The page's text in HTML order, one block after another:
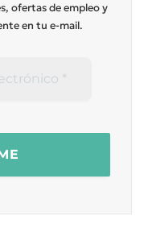
ofertas de empleo y
en tu e-mail.